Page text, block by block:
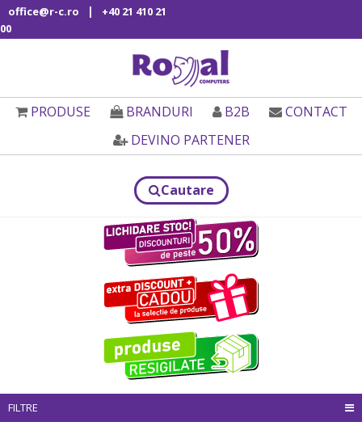
office@r-c.ro |
+40 21 410 21
00
PRODUSE BRANDURI B2B
CONTACT
DEVINO PARTENER
Cautare
FILTRE